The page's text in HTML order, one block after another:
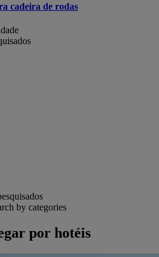
cadeira de rodas
by categories
por hotéis